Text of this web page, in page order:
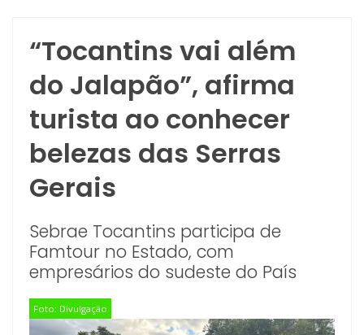
“Tocantins vai além
do Jalapão”, afirma
turista ao conhecer
belezas das Serras
Gerais
Sebrae Tocantins participa de
Famtour no Estado, com
empresários do sudeste do País
Foto: Divulgação